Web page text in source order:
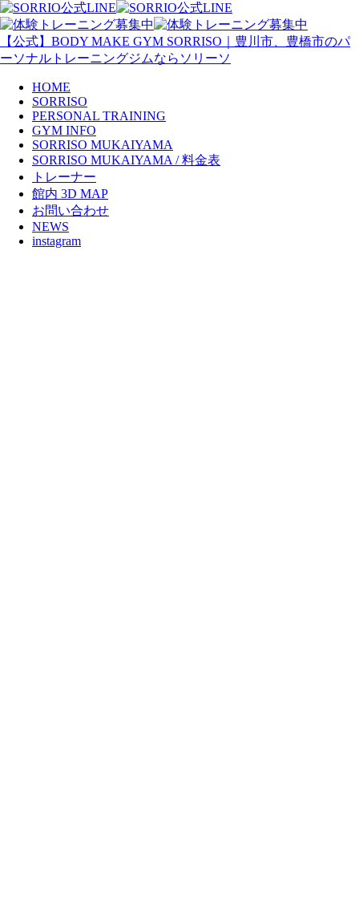
【公式】BODY MAKE GYM SORRISO｜豊川市、豊橋市のパ
ーソナルトレーニングジムならソリーソ
HOME
SORRISO
PERSONAL TRAINING
GYM INFO
SORRISO MUKAIYAMA
SORRISO MUKAIYAMA / 料金表
トレーナー
館内 3D MAP
お問い合わせ
NEWS
instagram